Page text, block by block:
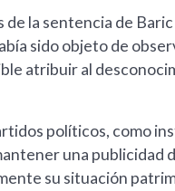
la sentencia de
sido objeto de
atribuir al
políticos, como
una publicidad
su situación